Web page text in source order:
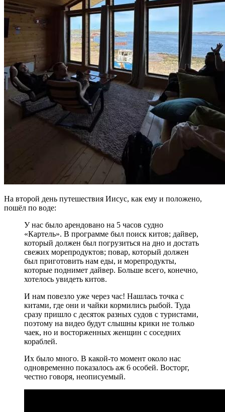
На второй день путешествия Иисус, как ему и положено,
пошёл по воде:
У нас было арендовано на 5 часов судно
«Картель». В программе был поиск китов; дайвер,
который должен был погрузиться на дно и достать
свежих морепродуктов; повар, который должен
был приготовить нам еды, и морепродукты,
которые поднимет дайвер. Больше всего, конечно,
хотелось увидеть китов.
И нам повезло уже через час! Нашлась точка с
китами, где они и чайки кормились рыбой. Туда
сразу пришло с десяток разных судов с туристами,
поэтому на видео будут слышны крики не только
чаек, но и восторженных женщин с соседних
кораблей.
Их было много. В какой-то момент около нас
одновременно показалось аж 6 особей. Восторг,
честно говоря, неописуемый.